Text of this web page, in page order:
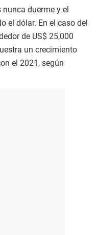
duerme y el
el dólar. En el caso del
de US$ 25,000
un crecimiento
el 2021, según